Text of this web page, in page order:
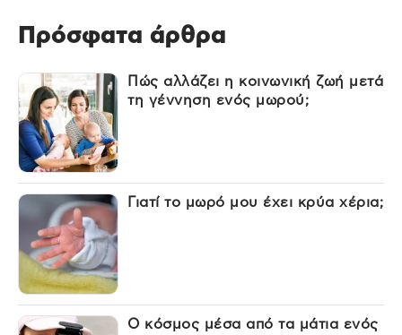
Πρόσφατα άρθρα
Πώς αλλάζει η κοινωνική ζωή μετά
τη γέννηση ενός μωρού;
Γιατί το μωρό μου έχει κρύα χέρια;
Ο κόσμος μέσα από τα μάτια ενός